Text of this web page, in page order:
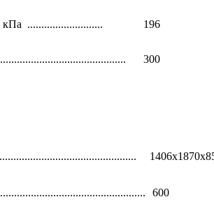
кПа ........................... 196
300
600